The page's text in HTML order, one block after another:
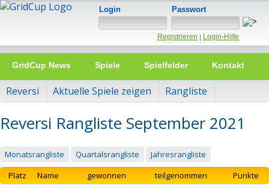
Login Passwort
Registrieren | Login-Hilfe
GridCup News Spiele Spielfelder Kontakt
Reversi Aktuelle Spiele zeigen Rangliste
Reversi Rangliste September 2021
Monatsrangliste Quartalsrangliste
Jahresrangliste
Platz
Name gewonnen teilgenommen Punkte